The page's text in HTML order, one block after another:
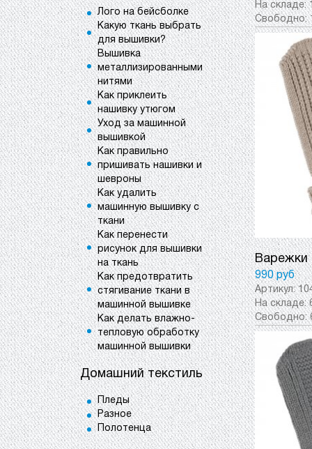
Лого на бейсболке
Какую ткань выбрать
для вышивки?
Вышивка
металлизированными
нитями
Как приклеить
нашивку утюгом
Уход за машинной
вышивкой
Как правильно
пришивать нашивки и
шевроны
Как удалить
машинную вышивку с
ткани
Как перенести
рисунок для вышивки
на ткань
Как предотвратить
стягивание ткани в
машинной вышивке
Как делать влажно-
тепловую обработку
машинной вышивки
Домашний текстиль
Пледы
Разное
Полотенца
На складе:
Свободно:
Варежки
990 руб
Артикул:
На складе:
Свободно: